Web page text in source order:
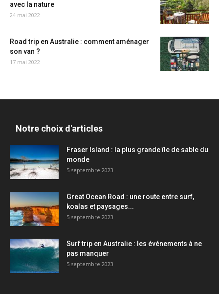
avec la nature
24 mai 2022
Road trip en Australie : comment aménager
son van ?
17 mai 2022
Notre choix d'articles
Fraser Island : la plus grande île de sable du
monde
5 septembre 2023
Great Ocean Road : une route entre surf,
koalas et paysages...
5 septembre 2023
Surf trip en Australie : les événements à ne
pas manquer
5 septembre 2023